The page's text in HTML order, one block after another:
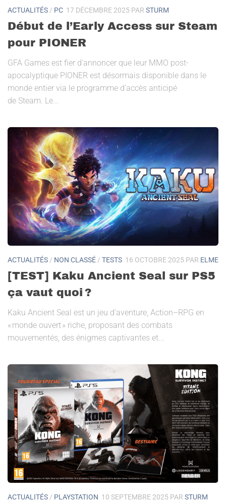
ACTUALITÉS / PC 17 DÉCEMBRE 2025 PAR STURM
Début de l’Early Access sur Steam
pour PIONER
GFA Games est fier d’annoncer que leur MMO post-
apocalyptique PIONER est désormais disponible dans le
monde entier via le programme d’accès anticipé
de Steam. Le...
ACTUALITÉS / NON CLASSÉ / TESTS 16 OCTOBRE 2025 PAR ELME
[TEST] Kaku Ancient Seal sur PS5
ça vaut quoi ?
Kaku Ancient Seal est un jeu d’aventure, Action–RPG en
« monde ouvert » riche, proposant des combats
mouvementés, des énigmes captivantes et...
ACTUALITÉS / PLAYSTATION 10 SEPTEMBRE 2025 PAR STURM